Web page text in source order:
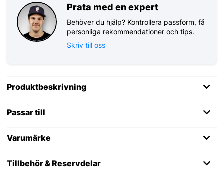
Prata med en expert
Behöver du hjälp? Kontrollera passform, få
personliga rekommendationer och tips.
Skriv till oss
Produktbeskrivning
Passar till
Varumärke
Tillbehör & Reservdelar